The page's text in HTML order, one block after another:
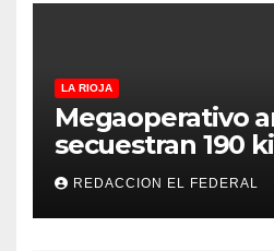
LA RIOJA
Megaoperativo
secuestran 190
marihuana que
destino La Rioja
REDACCION EL FEDERAL